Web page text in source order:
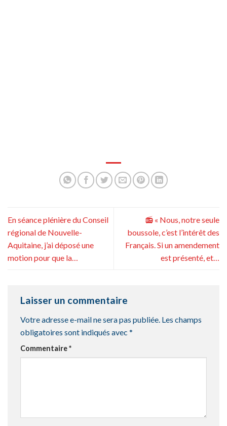
En séance plénière du Conseil
régional de Nouvelle-
Aquitaine, j’ai déposé une
motion pour que la…
📻 « Nous, notre seule
boussole, c’est l’intérêt des
Français. Si un amendement
est présenté, et…
Laisser un commentaire
Votre adresse e-mail ne sera pas publiée. Les champs
obligatoires sont indiqués avec *
Commentaire*